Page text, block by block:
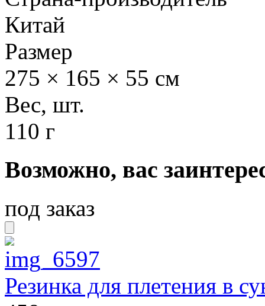
Китай
Размер
275 × 165 × 55 см
Вес, шт.
110 г
Возможно, вас
под заказ
Резинка для плетения в